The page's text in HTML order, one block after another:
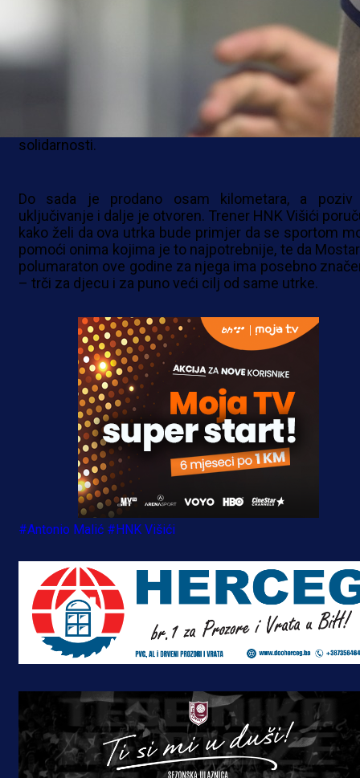
Svako može sudjelovati kupnjom jednog ili
kilometara i na taj način postati dio ove
sportske priče. Kako je istaknuto, ideja je da
pretrčani metar dobije veću vrijednost i konkretnu
a sport još jednom pokaže svoju snagu
solidarnosti.
Do sada je prodano osam kilometara, a poziv
uključivanje i dalje je otvoren. Trener HNK Višići
kako želi da ova utrka bude primjer da se sportom
pomoći onima kojima je to najpotrebnije, te da
polumaraton ove godine za njega ima posebno
– trči za djecu i za puno veći cilj od same utrke.
#Antonio Malić #HNK Višići